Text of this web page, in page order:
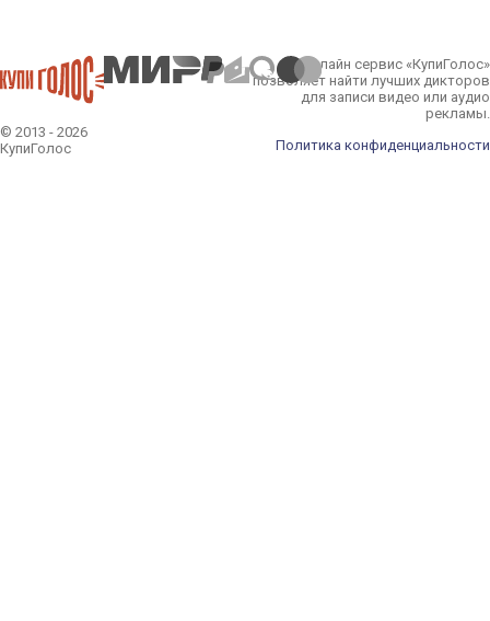
© 2013 - 2026
КупиГолос
Онлайн сервис «КупиГолос»
позволяет найти лучших дикторов
для записи видео или аудио
рекламы.
Политика конфиденциальности